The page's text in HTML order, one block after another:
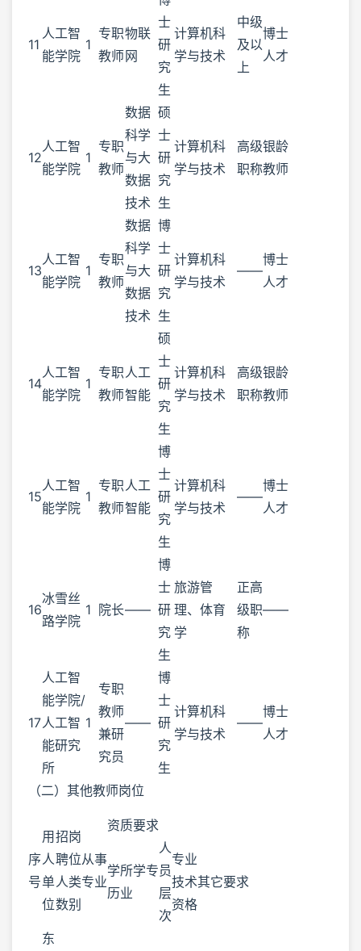
11
人工智
能学院
1
专职
教师
物联
网
士
研
究
生
计算机科
学与技术
中级
及以
上
博士
人才
12
人工智
能学院
1
专职
教师
数据
科学
与大
数据
技术
硕
士
研
究
生
计算机科
学与技术
高级
职称
银龄
教师
13
人工智
能学院
1
专职
教师
数据
科学
与大
数据
技术
博
士
研
究
生
计算机科
学与技术
——
博士
人才
14
人工智
能学院
1
专职
教师
人工
智能
硕
士
研
究
生
计算机科
学与技术
高级
职称
银龄
教师
15
人工智
能学院
1
专职
教师
人工
智能
博
士
研
究
生
计算机科
学与技术
——
博士
人才
16
冰雪丝
路学院
1 院长——
博
士
研
究
生
旅游管
理、体育
学
正高
级职
称
——
17
人工智
能学院/
人工智
能研究
所
1
专职
教师
兼研
究员
——
博
士
研
究
生
计算机科
学与技术
——
博士
人才
（二）其他教师岗位
序
号
用
人
单
位
招
聘
人
数
岗
位
类
别
从事
专业
资质要求
学
历
所学专
业
人
员
层
次
专业
技术
资格
其它要求
东